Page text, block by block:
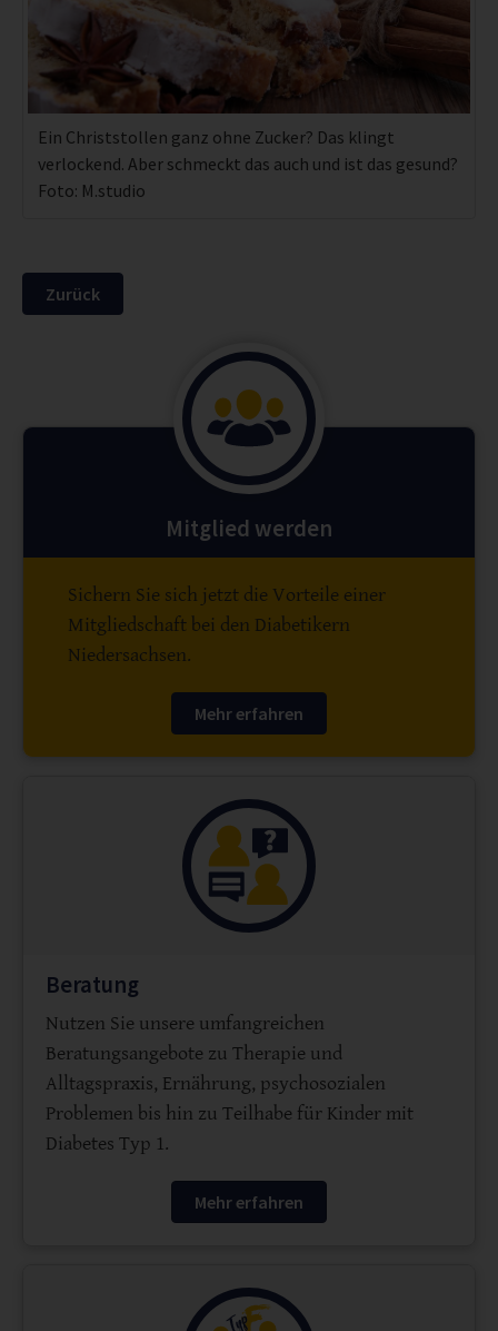
Ein Christstollen ganz ohne Zucker? Das klingt
verlockend. Aber schmeckt das auch und ist das gesund?
Foto: M.studio
Zurück
Mitglied werden
Sichern Sie sich jetzt die Vorteile einer
Mitgliedschaft bei den Diabetikern
Niedersachsen.
Mehr erfahren
Beratung
Nutzen Sie unsere umfangreichen
Beratungsangebote zu Therapie und
Alltagspraxis, Ernährung, psychosozialen
Problemen bis hin zu Teilhabe für Kinder mit
Diabetes Typ 1.
Mehr erfahren